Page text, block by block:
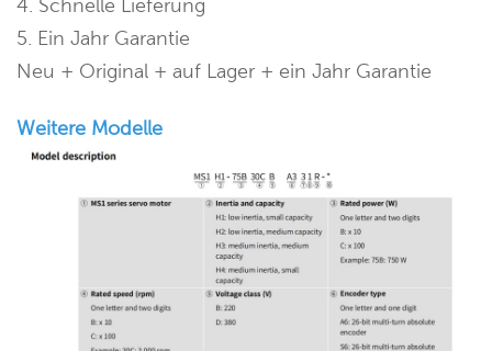
4. Schnelle Lieferung
5. Ein Jahr Garantie
Neu + Original + auf Lager + ein Jahr Garantie
Weitere Modelle